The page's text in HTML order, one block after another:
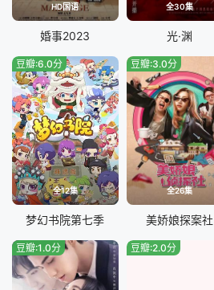
HD国语
婚事2023
全30集
光·渊
全12集
豆瓣:6.0分
梦幻书院第七季
全26集
豆瓣:3.0分
美娇娘探案社
豆瓣:1.0分 豆瓣:2.0分